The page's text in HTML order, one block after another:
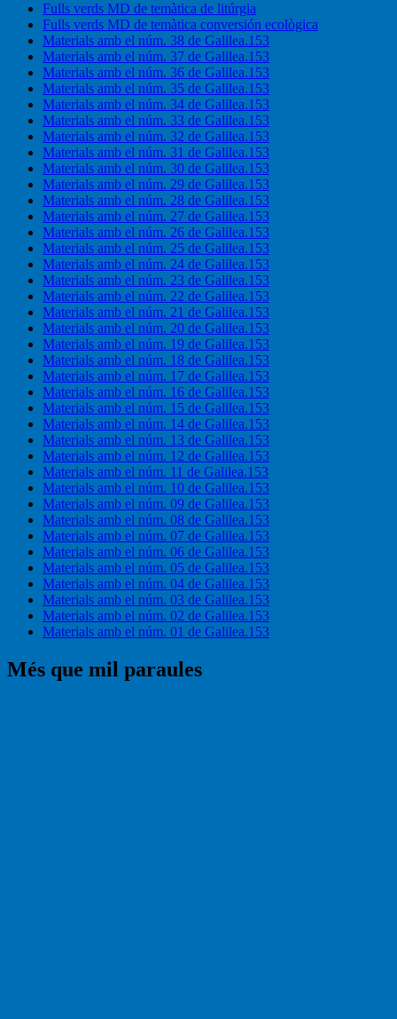
Fulls verds MD de temàtica de litúrgia
Fulls verds MD de temàtica conversión ecològica
Materials amb el núm. 38 de Galilea.153
Materials amb el núm. 37 de Galilea.153
Materials amb el núm. 36 de Galilea.153
Materials amb el núm. 35 de Galilea.153
Materials amb el núm. 34 de Galilea.153
Materials amb el núm. 33 de Galilea.153
Materials amb el núm. 32 de Galilea.153
Materials amb el núm. 31 de Galilea.153
Materials amb el núm. 30 de Galilea.153
Materials amb el núm. 29 de Galilea.153
Materials amb el núm. 28 de Galilea.153
Materials amb el núm. 27 de Galilea.153
Materials amb el núm. 26 de Galilea.153
Materials amb el núm. 25 de Galilea.153
Materials amb el núm. 24 de Galilea.153
Materials amb el núm. 23 de Galilea.153
Materials amb el núm. 22 de Galilea.153
Materials amb el núm. 21 de Galilea.153
Materials amb el núm. 20 de Galilea.153
Materials amb el núm. 19 de Galilea.153
Materials amb el núm. 18 de Galilea.153
Materials amb el núm. 17 de Galilea.153
Materials amb el núm. 16 de Galilea.153
Materials amb el núm. 15 de Galilea.153
Materials amb el núm. 14 de Galilea.153
Materials amb el núm. 13 de Galilea.153
Materials amb el núm. 12 de Galilea.153
Materials amb el núm. 11 de Galilea.153
Materials amb el núm. 10 de Galilea.153
Materials amb el núm. 09 de Galilea.153
Materials amb el núm. 08 de Galilea.153
Materials amb el núm. 07 de Galilea.153
Materials amb el núm. 06 de Galilea.153
Materials amb el núm. 05 de Galilea.153
Materials amb el núm. 04 de Galilea.153
Materials amb el núm. 03 de Galilea.153
Materials amb el núm. 02 de Galilea.153
Materials amb el núm. 01 de Galilea.153
Més que mil paraules